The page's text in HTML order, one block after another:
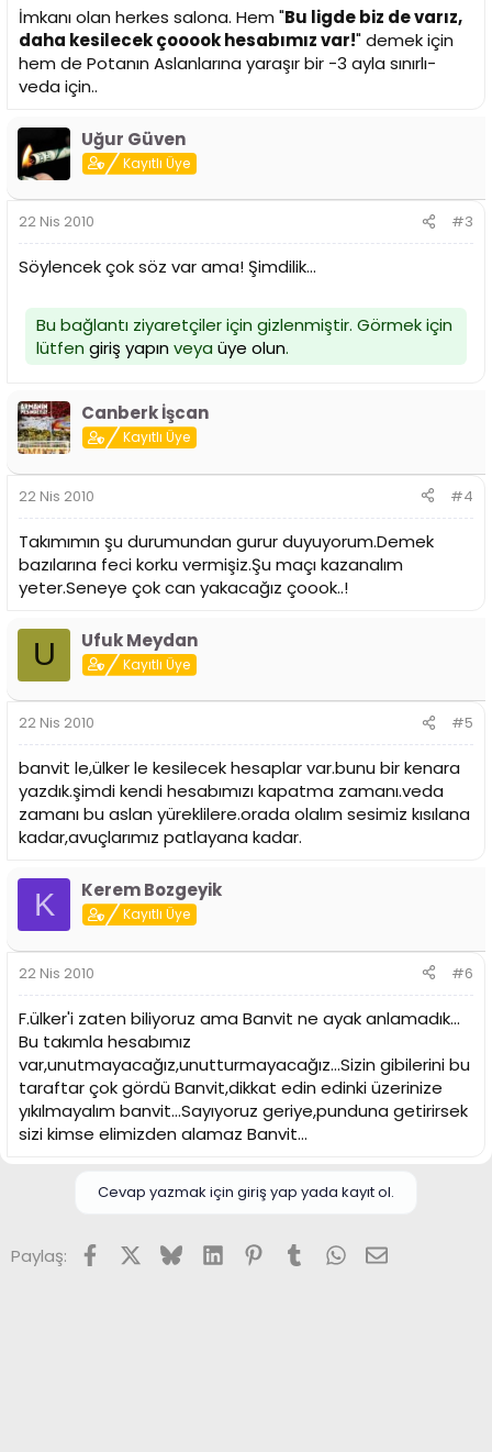
İmkanı olan herkes salona. Hem "Bu ligde biz de varız,
daha kesilecek çooook hesabımız var!" demek için
hem de Potanın Aslanlarına yaraşır bir -3 ayla sınırlı-
veda için..
Uğur Güven
Kayıtlı Üye
22 Nis 2010 #3
Söylencek çok söz var ama! Şimdilik...
Bu bağlantı ziyaretçiler için gizlenmiştir. Görmek için
lütfen giriş yapınveya üye olun.
Canberk İşcan
Kayıtlı Üye
22 Nis 2010 #4
Takımımın şu durumundan gurur duyuyorum.Demek
bazılarına feci korku vermişiz.Şu maçı kazanalım
yeter.Seneye çok can yakacağız çoook..!
U Ufuk Meydan
Kayıtlı Üye
22 Nis 2010 #5
banvit le,ülker le kesilecek hesaplar var.bunu bir kenara
yazdık.şimdi kendi hesabımızı kapatma zamanı.veda
zamanı bu aslan yüreklilere.orada olalım sesimiz kısılana
kadar,avuçlarımız patlayana kadar.
K Kerem Bozgeyik
Kayıtlı Üye
22 Nis 2010 #6
F.ülker'i zaten biliyoruz ama Banvit ne ayak anlamadık...
Bu takımla hesabımız
var,unutmayacağız,unutturmayacağız...Sizin gibilerini bu
taraftar çok gördü Banvit,dikkat edin edinki üzerinize
yıkılmayalım banvit...Sayıyoruz geriye,punduna getirirsek
sizi kimse elimizden alamaz Banvit...
Cevap yazmak için giriş yap yada kayıt ol.
Paylaş: FacebookX (Twitter)
BlueskyLinkedInPinterest
TumblrWhatsApp
E-posta